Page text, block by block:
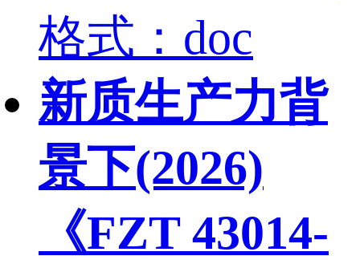
格式：doc
新质生产力背
景下(2026)
《FZT 43014-